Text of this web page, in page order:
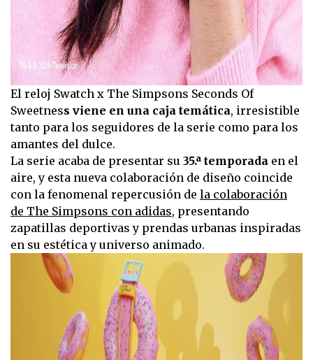
El reloj Swatch x The Simpsons Seconds Of
Sweetness viene en una caja temática, irresistible
tanto para los seguidores de la serie como para los
amantes del dulce.
La serie acaba de presentar su 35.ª temporada en el
aire, y esta nueva colaboración de diseño coincide
con la fenomenal repercusión de la colaboración
de The Simpsons con adidas, presentando
zapatillas deportivas y prendas urbanas inspiradas
en su estética y universo animado.